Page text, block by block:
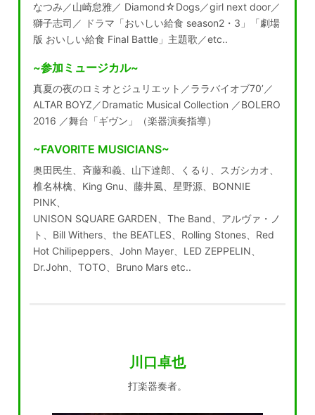
なつみ／山崎怠雅／ Diamond☆Dogs／girl next door／
獅子志司／ ドラマ「おいしい給食 season2・3」「劇場
版 おいしい給食 Final Battle」主題歌／etc..
~参加ミュージカル~
真夏の夜のロミオとジュリエット／ララバイオブ70’／
ALTAR BOYZ／Dramatic Musical Collection ／BOLERO
2016 ／舞台「ギヴン」（楽器演奏指導）
~FAVORITE MUSICIANS~
奥田民生、斉藤和義、山下達郎、くるり、スガシカオ、
椎名林檎、King Gnu、藤井風、星野源、BONNIE
PINK、
UNISON SQUARE GARDEN、The Band、アルヴァ・ノ
ト、Bill Withers、the BEATLES、Rolling Stones、Red
Hot Chilipeppers、John Mayer、LED ZEPPELIN、
Dr.John、TOTO、Bruno Mars etc..
川口卓也
打楽器奏者。